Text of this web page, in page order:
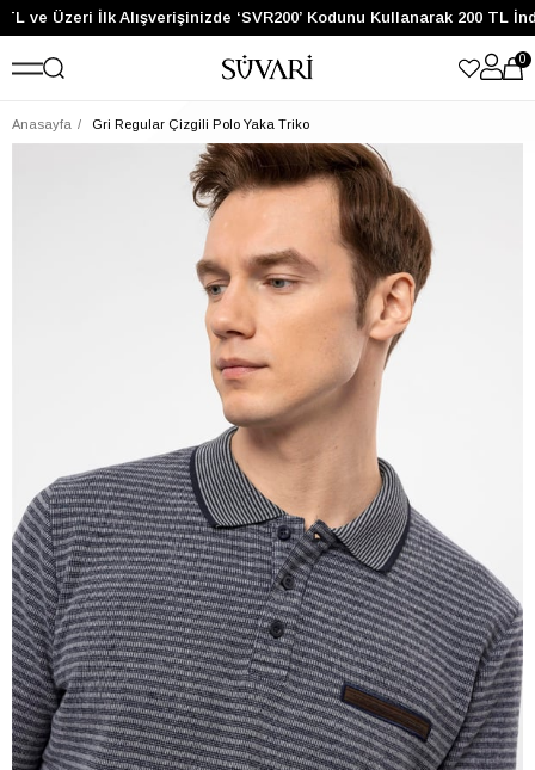
ve Üzeri İlk Alışverişinizde ‘SVR200’ Kodunu Kullanarak 200 TL
0
Anasayfa Gri Regular Çizgili Polo Yaka Triko